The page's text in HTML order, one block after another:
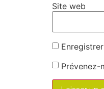
Site web
Prévenez-